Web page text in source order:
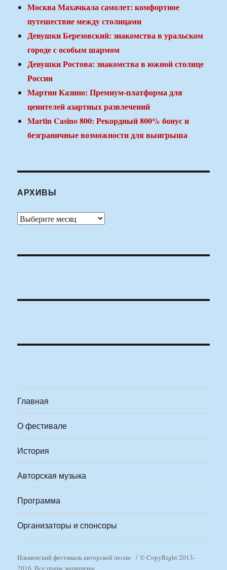
Москва Махачкала самолет: комфортное
путешествие между столицами
Девушки Березовский: знакомства в уральском
городе с особым шармом
Девушки Ростова: знакомства в южной столице
России
Мартин Казино: Премиум-платформа для
ценителей азартных развлечений
Martin Casino 800: Рекордный 800% бонус и
безграничные возможности для выигрыша
АРХИВЫ
Архивы
Главная
О фестивале
История
Авторская музыка
Программа
Организаторы и спонсоры
Ильменский фестиваль авторской песни
© CopyRight 2013-
2016. Все права защищены